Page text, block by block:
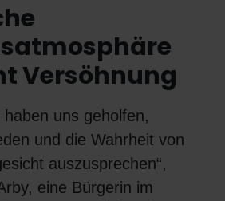
Versöhnung
haben uns geholfen,
und die Wahrheit von
auszusprechen“,
eine Bürgerin im